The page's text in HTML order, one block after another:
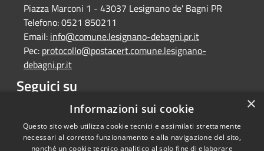
Piazza Marconi 1 - 43037 Lesignano de' Bagni PR
Telefono:0521 850211
Email: info@comune.lesignano-debagni.pr.it
Pec: protocollo@postacert.comune.lesignano-
debagni.pr.it
Seguici su
Facebook ×
Informazioni sui cookie
Questo sito web utilizza cookie tecnici e assimilati strettamente
necessari al corretto funzionamento e alla navigazione del sito,
nonché un cookie tecnico analitico al solo fine di elaborare